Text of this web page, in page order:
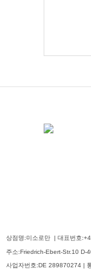
상점명:미소로만 | 대표번호
주소:Friedrich-Ebert-Str.10 D-
사업자번호:DE 289870274 |